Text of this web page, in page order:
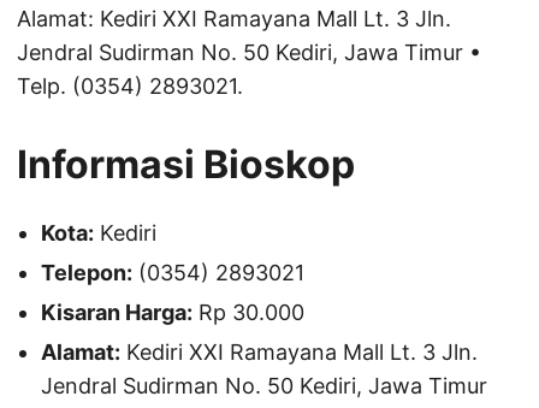
Alamat: Kediri XXI Ramayana Mall Lt. 3 Jln.
Jendral Sudirman No. 50 Kediri, Jawa Timur •
Telp. (0354) 2893021.
Informasi Bioskop
Kota: Kediri
Telepon: (0354) 2893021
Kisaran Harga: Rp 30.000
Alamat: Kediri XXI Ramayana Mall Lt. 3 Jln.
Jendral Sudirman No. 50 Kediri, Jawa Timur